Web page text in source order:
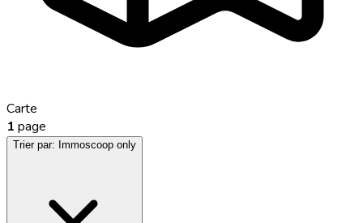
Carte
1 page
Trier par: Immoscoop only